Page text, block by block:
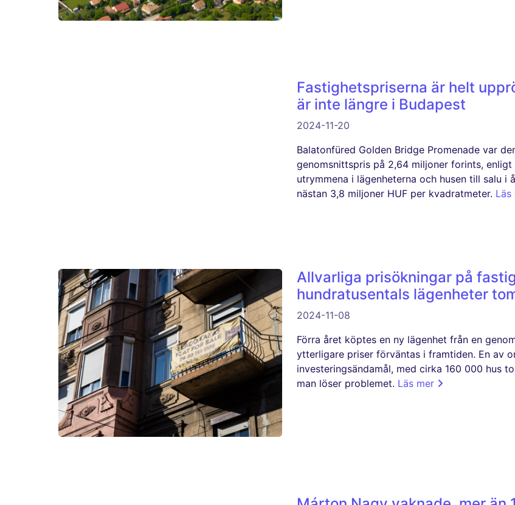
Fastighetspriserna är helt
är inte längre i Budapest
2024-11-20
Balatonfüred Golden Bridge Promenade var
genomsnittspris på 2,64 miljoner forints,
utrymmena i lägenheterna och husen till salu i
nästan 3,8 miljoner HUF per kvadratmeter. Läs
Allvarliga prisökningar på
hundratusentals lägenheter
2024-11-08
Förra året köptes en ny lägenhet från en
ytterligare priser förväntas i framtiden. En av
investeringsändamål, med cirka 160 000 hus
man löser problemet. Läs mer